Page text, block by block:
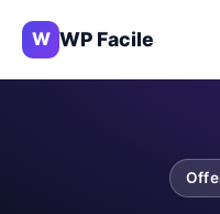
W WP Facile